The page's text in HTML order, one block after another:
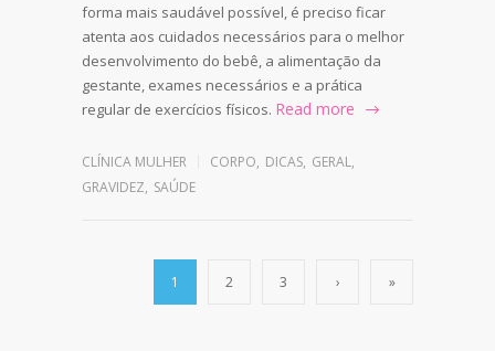
forma mais saudável possível, é preciso ficar
atenta aos cuidados necessários para o melhor
desenvolvimento do bebê, a alimentação da
gestante, exames necessários e a prática
regular de exercícios físicos. Read more
CLÍNICA MULHER CORPO, DICAS, GERAL,
GRAVIDEZ, SAÚDE
1 2 3 › »